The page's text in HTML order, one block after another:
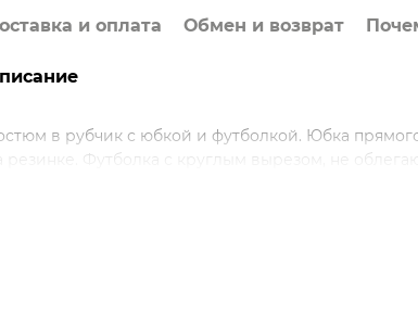
и оплата Обмен и возврат
в рубчик с юбкой и футболкой. Юбка
резинке. Футболка с круглым вырезом, не